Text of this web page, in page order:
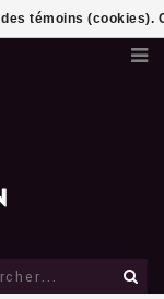
témoins